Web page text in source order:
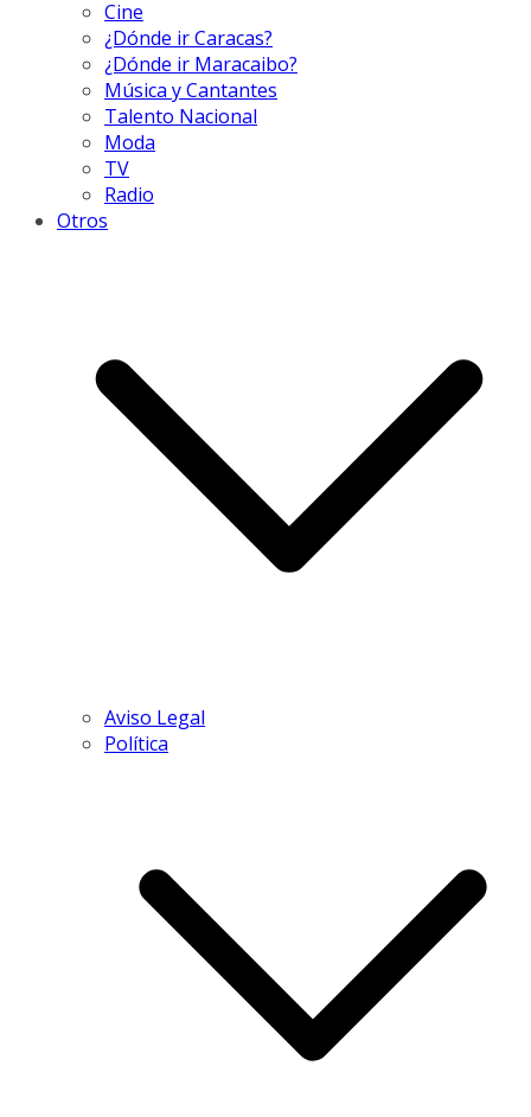
Cine
¿Dónde ir Caracas?
¿Dónde ir Maracaibo?
Música y Cantantes
Talento Nacional
Moda
TV
Radio
Otros
Aviso Legal
Política